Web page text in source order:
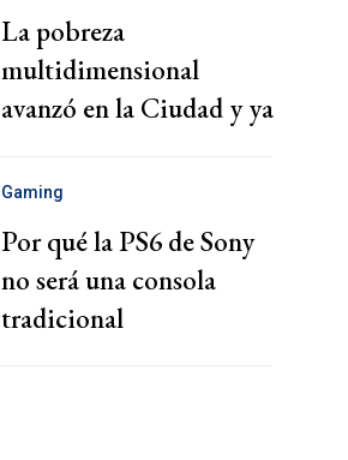
La pobreza
multidimensional
avanzó en la Ciudad y ya
10 hogares
Gaming
Por qué la PS6 de Sony
no será una consola
tradicional